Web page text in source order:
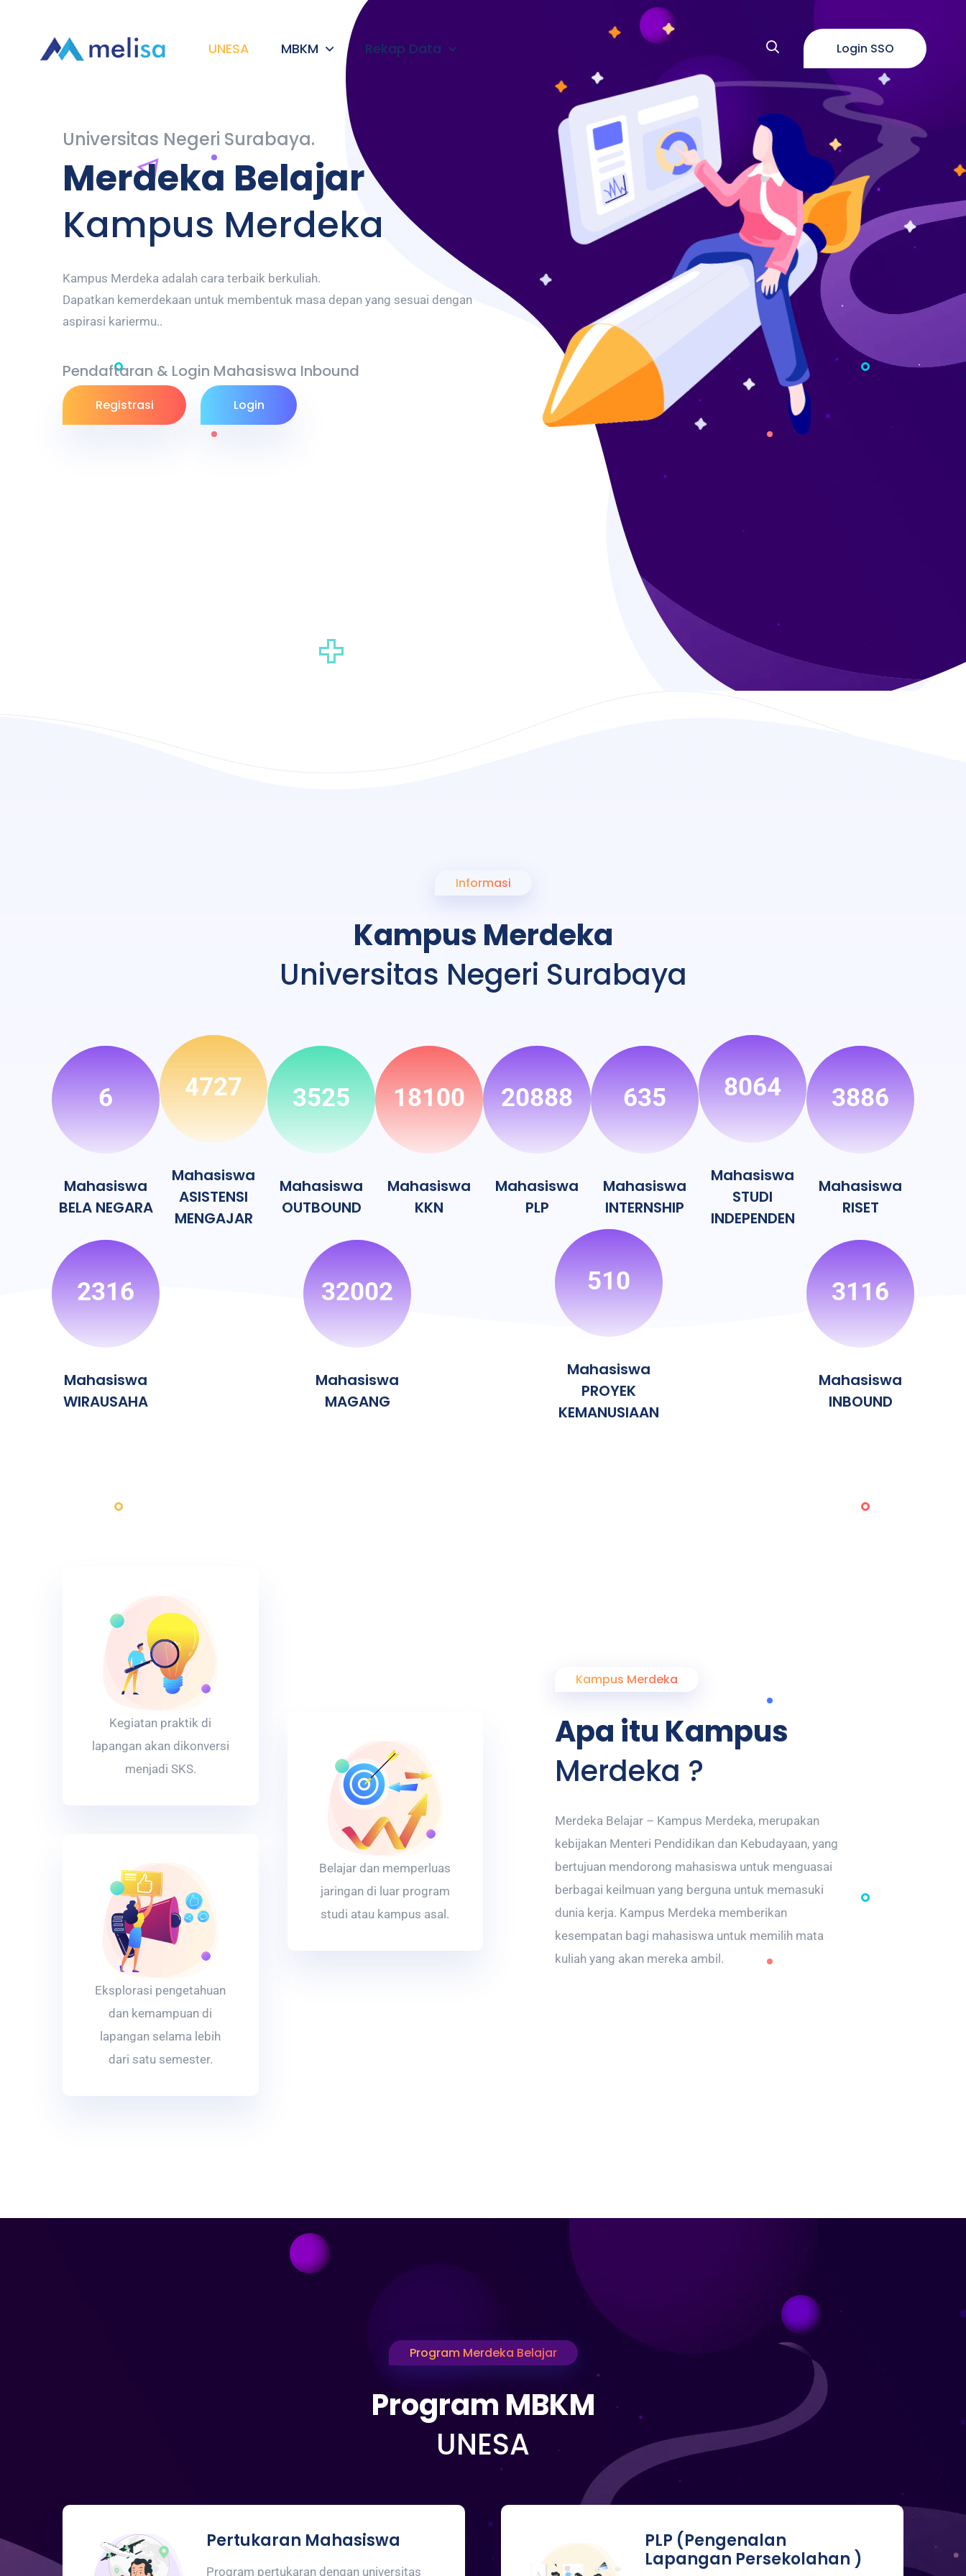
UNESA MBKM Rekap Data Login SSO
Universitas Negeri Surabaya.
Merdeka Belajar
Kampus Merdeka
Kampus Merdeka adalah cara terbaik berkuliah.
Dapatkan kemerdekaan untuk membentuk masa depan yang sesuai dengan
aspirasi kariermu..
Pendaftaran & Login Mahasiswa Inbound
Registrasi Login
Informasi
Kampus Merdeka
Universitas Negeri Surabaya
6
Mahasiswa
BELA NEGARA
4727
Mahasiswa
ASISTENSI
MENGAJAR
3525
Mahasiswa
OUTBOUND
18100
Mahasiswa
KKN
20888
Mahasiswa
PLP
635
Mahasiswa
INTERNSHIP
8064
Mahasiswa
STUDI
INDEPENDEN
3886
Mahasiswa
RISET
2316
Mahasiswa
WIRAUSAHA
32002
Mahasiswa
MAGANG
510
Mahasiswa
PROYEK
KEMANUSIAAN
3116
Mahasiswa
INBOUND
Kegiatan praktik di
lapangan akan dikonversi
menjadi SKS.
Eksplorasi pengetahuan
dan kemampuan di
lapangan selama lebih
dari satu semester.
Belajar dan memperluas
jaringan di luar program
studi atau kampus asal.
Kampus Merdeka
Apa itu Kampus
Merdeka ?
Merdeka Belajar – Kampus Merdeka, merupakan
kebijakan Menteri Pendidikan dan Kebudayaan, yang
bertujuan mendorong mahasiswa untuk menguasai
berbagai keilmuan yang berguna untuk memasuki
dunia kerja. Kampus Merdeka memberikan
kesempatan bagi mahasiswa untuk memilih mata
kuliah yang akan mereka ambil.
Program Merdeka Belajar
Program MBKM
UNESA
Pertukaran Mahasiswa
Program pertukaran dengan universitas
PLP (Pengenalan
Lapangan Persekolahan )